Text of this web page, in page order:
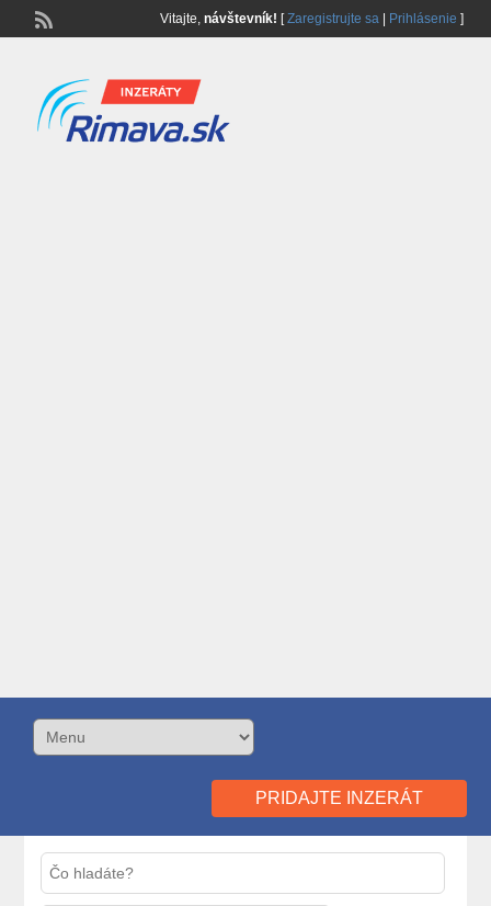
Vitajte, návštevník! [Zaregistrujte sa| Prihlásenie ]
PRIDAJTE INZERÁT